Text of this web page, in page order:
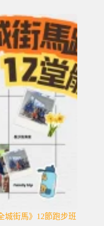
城街馬》12節跑步班